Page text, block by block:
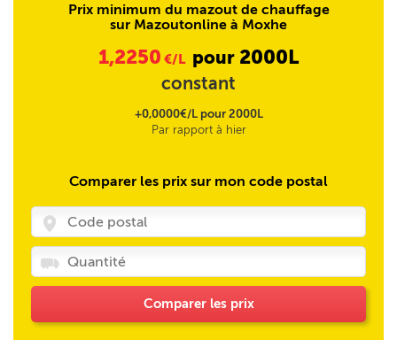
Prix minimum du mazout de chauffage
sur Mazoutonline à Moxhe
1,2250 €/L pour 2000L
constant
+0,0000€/L pour 2000L
Par rapport à hier
Comparer les prix sur mon code postal
Comparer les prix